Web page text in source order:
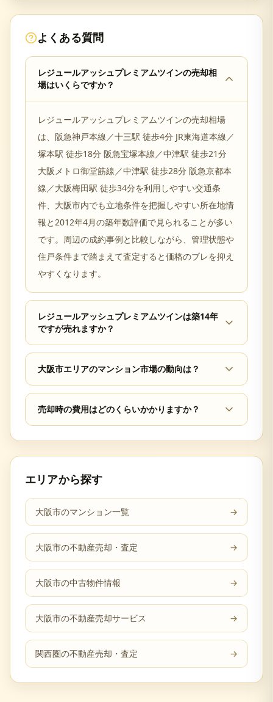
よくある質問
レジュールアッシュプレミアムツインの売却相
場はいくらですか？
レジュールアッシュプレミアムツインの売却相場
は、阪急神戸本線／十三駅 徒歩4分 JR東海道本線／
塚本駅 徒歩18分 阪急宝塚本線／中津駅 徒歩21分
大阪メトロ御堂筋線／中津駅 徒歩28分 阪急京都本
線／大阪梅田駅 徒歩34分を利用しやすい交通条
件、大阪市内でも立地条件を把握しやすい所在地情
報と2012年4月の築年数評価で見られることが多い
です。周辺の成約事例と比較しながら、管理状態や
住戸条件まで踏まえて査定すると価格のブレを抑え
やすくなります。
レジュールアッシュプレミアムツインは築14年
ですが売れますか？
大阪市エリアのマンション市場の動向は？
売却時の費用はどのくらいかかりますか？
エリアから探す
大阪市のマンション一覧 →
大阪市の不動産売却・査定 →
大阪市の中古物件情報 →
大阪市の不動産売却サービス →
関西圏の不動産売却・査定 →